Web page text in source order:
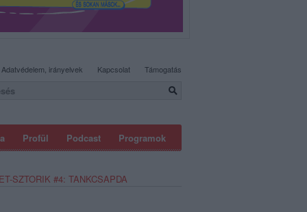
Profül Podcast Programok
Adatvédelem, irányelvek Kapcsolat Támogatás
SZTORIK #4: TANKCSAPDA